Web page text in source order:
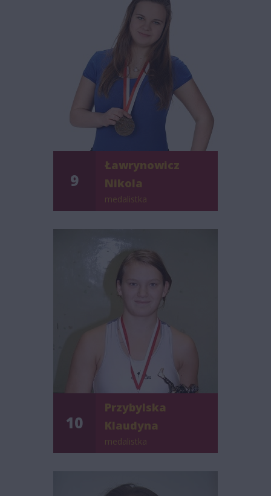
9
Ławrynowicz
Nikola
medalistka
10
Przybylska
Klaudyna
medalistka